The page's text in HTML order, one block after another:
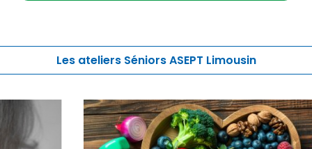
Les ateliers Séniors ASEPT Limousin